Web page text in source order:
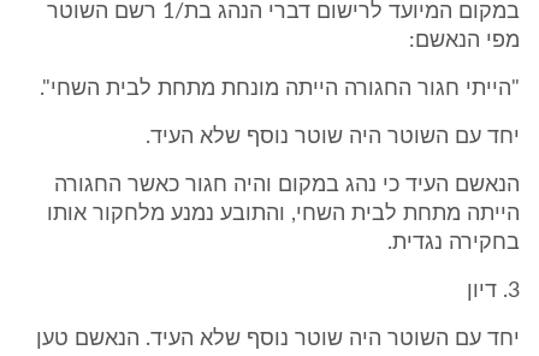
במקום המיועד לרישום דברי הנהג בת/1 רשם השוטר
מפי הנאשם:
"הייתי חגור החגורה הייתה מונחת מתחת לבית השחי".
יחד עם השוטר היה שוטר נוסף שלא העיד.
הנאשם העיד כי נהג במקום והיה חגור כאשר החגורה
הייתה מתחת לבית השחי, והתובע נמנע מלחקור אותו
בחקירה נגדית.
3. דיון
יחד עם השוטר היה שוטר נוסף שלא העיד. הנאשם טען